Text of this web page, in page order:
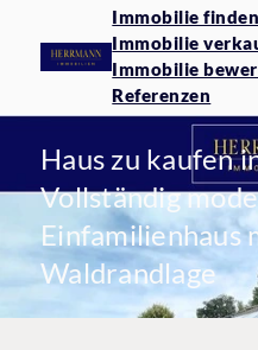
Immobilie finden
Immobilie
Immobilie
Referenzen
Haus zu kaufen
Vollständig
Einfamilienhaus
Waldrandlage